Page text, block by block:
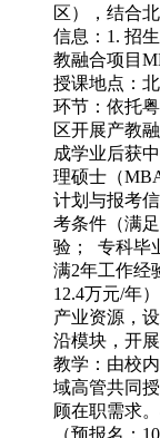
区），结合
信息：1. 招
教融合项目
授课地点：
环节：依托
区开展产教
成学业后获
理硕士（
计划与报考
考条件（满
验； 专科毕
满2年工作经
12.4万元/年
产业资源，
沿模块，开
教学：由校
域高管共同
顾在职需求
（预报名：